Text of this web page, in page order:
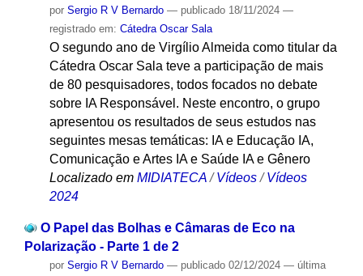
por Sergio R V Bernardo — publicado18/11/2024 —
registrado em: Cátedra Oscar Sala
O segundo ano de Virgílio Almeida como titular da
Cátedra Oscar Sala teve a participação de mais
de 80 pesquisadores, todos focados no debate
sobre IA Responsável. Neste encontro, o grupo
apresentou os resultados de seus estudos nas
seguintes mesas temáticas: IA e Educação IA,
Comunicação e Artes IA e Saúde IA e Gênero
Localizado em MIDIATECA /Vídeos /Vídeos
2024
O Papel das Bolhas e Câmaras de Eco na
Polarização - Parte 1 de 2
por Sergio R V Bernardo — publicado02/12/2024 — última